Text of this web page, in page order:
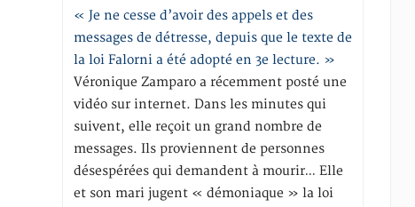
« Je ne cesse d’avoir des appels et des
messages de détresse, depuis que le texte de
la loi Falorni a été adopté en 3e lecture. »
Véronique Zamparo a récemment posté une
vidéo sur internet. Dans les minutes qui
suivent, elle reçoit un grand nombre de
messages. Ils proviennent de personnes
désespérées qui demandent à mourir… Elle
et son mari jugent « démoniaque » la loi